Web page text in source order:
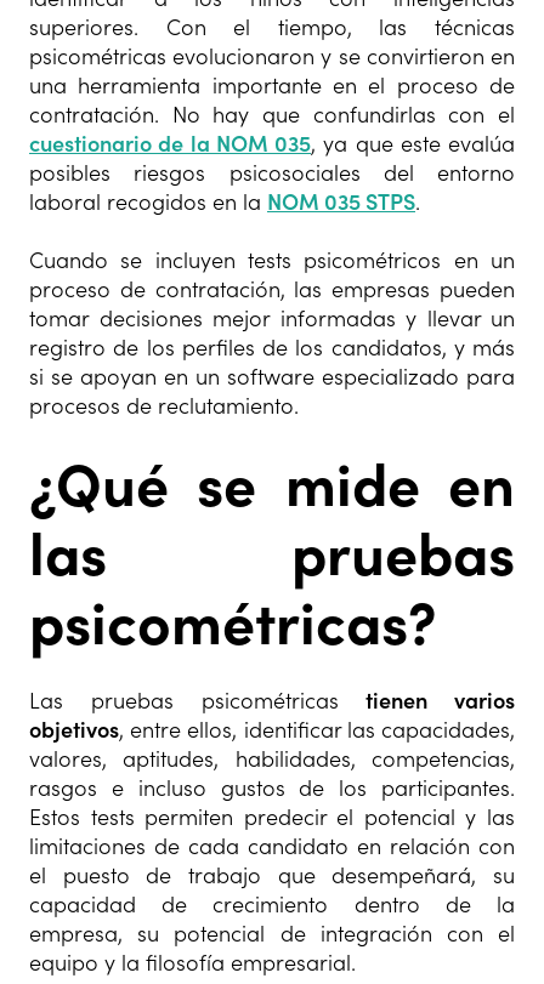
superiores. Con el tiempo, las técnicas
psicométricas evolucionaron y se convirtieron en
una herramienta importante en el proceso de
contratación. No hay que confundirlas con el
cuestionario de la NOM 035, ya que este evalúa
posibles riesgos psicosociales del entorno
laboral recogidos en la NOM 035 STPS.
Cuando se incluyen tests psicométricos en un
proceso de contratación, las empresas pueden
tomar decisiones mejor informadas y llevar un
registro de los perfiles de los candidatos, y más
si se apoyan en un software especializado para
procesos de reclutamiento.
¿Qué se mide en
las pruebas
psicométricas?
Las pruebas psicométricas tienen varios
objetivos, entre ellos, identificar las capacidades,
valores, aptitudes, habilidades, competencias,
rasgos e incluso gustos de los participantes.
Estos tests permiten predecir el potencial y las
limitaciones de cada candidato en relación con
el puesto de trabajo que desempeñará, su
capacidad de crecimiento dentro de la
empresa, su potencial de integración con el
equipo y la filosofía empresarial.